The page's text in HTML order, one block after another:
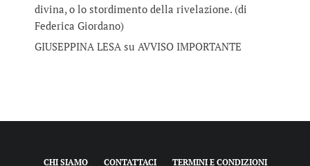
divina, o lo stordimento della rivelazione. (di
Federica Giordano)
GIUSEPPINA LESAsu AVVISO IMPORTANTE
CHI SIAMO CONTATTACI TERMINI E CONDIZIONI